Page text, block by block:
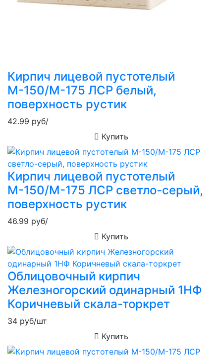
Кирпич лицевой пустотелый
М-150/М-175 ЛСР белый,
поверхность рустик
42.99 руб/
Купить
Кирпич лицевой пустотелый
М-150/М-175 ЛСР светло-серый,
поверхность рустик
46.99 руб/
Купить
Облицовочный кирпич
Железногорский одинарный 1НФ
Коричневый скала-торкрет
34 руб/шт
Купить